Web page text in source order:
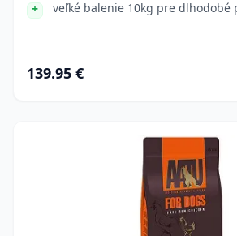
veľké balenie 10kg pre dlhodobé
139.95 €